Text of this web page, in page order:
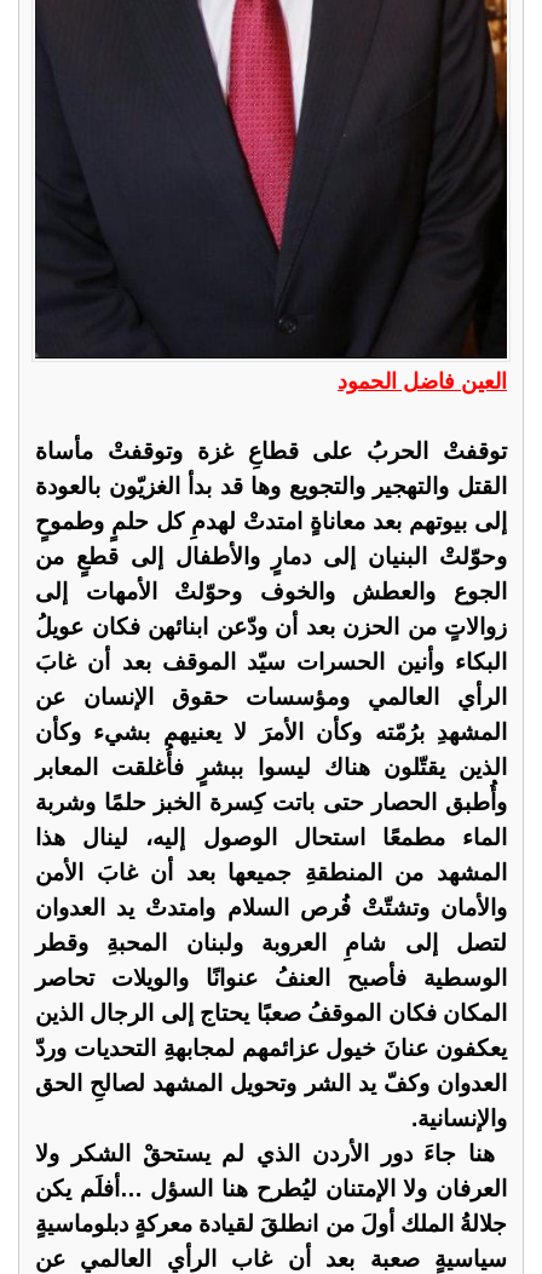
العين فاضل الحمود
توقفتْ الحربُ على قطاعِ غزة وتوقفتْ مأساة
القتل والتهجير والتجويع وها قد بدأ الغزيّون بالعودة
إلى بيوتهم بعد معاناةٍ امتدتْ لهدمِ كل حلمٍ وطموحٍ
وحوّلتْ البنيان إلى دمارٍ والأطفال إلى قطعٍ من
الجوع والعطش والخوف وحوّلتْ الأمهات إلى
زوالاتٍ من الحزن بعد أن ودّعن ابنائهن فكان عويلُ
البكاء وأنين الحسرات سيّد الموقف بعد أن غابَ
الرأي العالمي ومؤسسات حقوق الإنسان عن
المشهدِ برُمّته وكأن الأمرَ لا يعنيهم بشيء وكأن
الذين يقتّلون هناك ليسوا ببشرٍ فأُغلقت المعابر
وأُطبق الحصار حتى باتت كِسرة الخبز حلمًا وشربة
الماء مطمعًا استحال الوصول إليه، لينال هذا
المشهد من المنطقةِ جميعها بعد أن غابَ الأمن
والأمان وتشتّتْ فُرص السلام وامتدتْ يد العدوان
لتصل إلى شامِ العروبة ولبنان المحبةِ وقطر
الوسطية فأصبح العنفُ عنوانًا والويلات تحاصر
المكان فكان الموقفُ صعبًا يحتاج إلى الرجال الذين
يعكفون عنانَ خيول عزائمهم لمجابهةِ التحديات وردّ
العدوان وكفّ يد الشر وتحويل المشهد لصالحِ الحق
والإنسانية.
‏ هنا جاءَ دور الأردن الذي لم يستحقْ الشكر ولا
العرفان ولا الإمتنان ليُطرح هنا السؤل …أفلَم يكن
جلالةُ الملك أولَ من انطلقَ لقيادة معركةٍ دبلوماسيةٍ
سياسيةٍ صعبة بعد أن غاب الرأي العالمي عن